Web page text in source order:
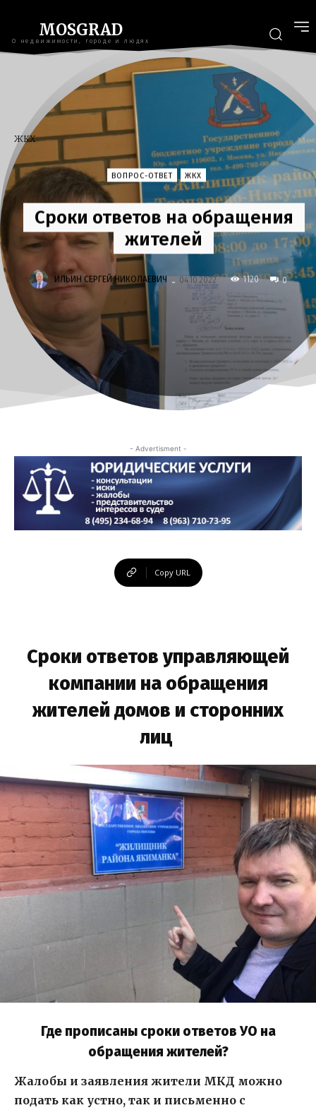
MOSGRAD
О недвижимости, городе и людях
ЖКХ
ВОПРОС-ОТВЕТ ЖКХ
Сроки ответов на обращения
жителей
ИЛЬИН СЕРГЕЙ НИКОЛАЕВИЧ - 04.10.2022 1120 0
- Advertisment -
Copy URL
Сроки ответов управляющей
компании на обращения
жителей домов и сторонних
лиц
Где прописаны сроки ответов УО на
обращения жителей?
Жалобы и заявления жители МКД можно
подать как устно, так и письменно с